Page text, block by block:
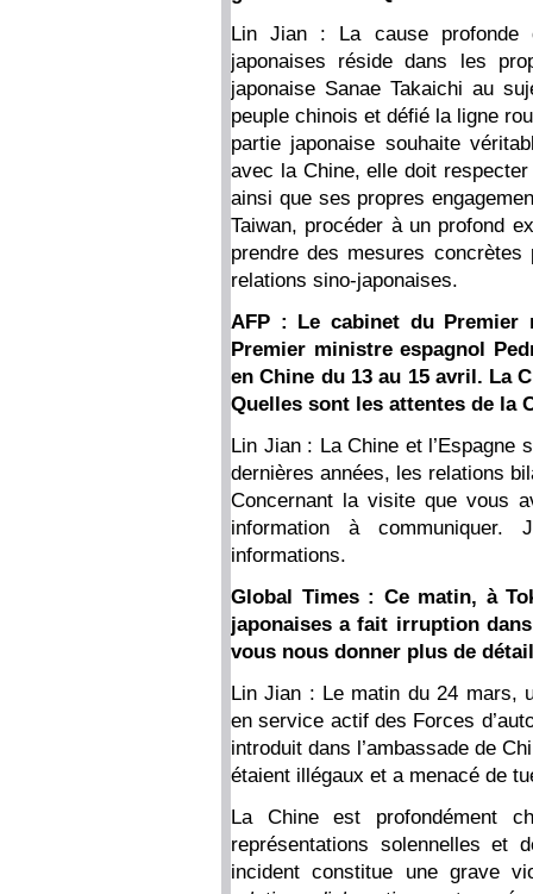
Lin Jian : La cause profonde
japonaises réside dans les
japonaise Sanae Takaichi au
peuple chinois et défié la ligne
partie japonaise souhaite
avec la Chine, elle doit
ainsi que ses propres
Taiwan, procéder à un profond
prendre des mesures
relations sino-japonaises.
AFP : Le cabinet du Premier
Premier ministre espagnol
en Chine du 13 au 15 avril. La
Quelles sont les attentes de la
Lin Jian : La Chine et l’Espagne
dernières années, les relations
Concernant la visite que vous
information à
informations.
Global Times : Ce matin, à
japonaises a fait irruption
vous nous donner plus de
Lin Jian : Le matin du 24 mars,
en service actif des Forces
introduit dans l’ambassade de
étaient illégaux et a menacé de
La Chine est profondément
représentations solennelles et
incident constitue une grave